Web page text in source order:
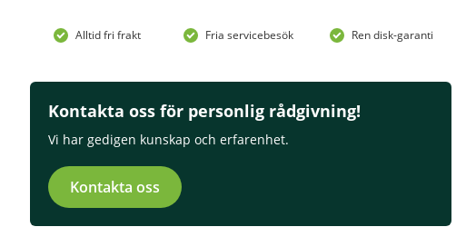
Alltid fri frakt Fria servicebesök Ren disk-garanti
Kontakta oss för personlig rådgivning!
Vi har gedigen kunskap och erfarenhet.
Kontakta oss